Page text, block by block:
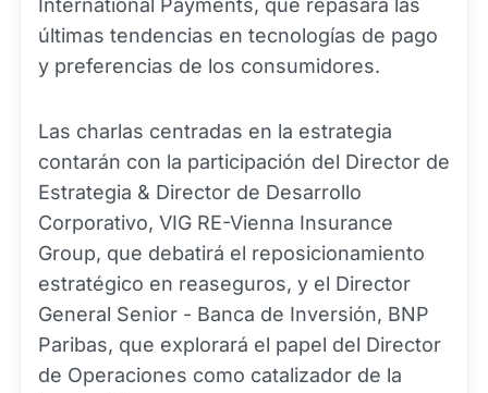
International Payments, que repasará las
últimas tendencias en tecnologías de pago
y preferencias de los consumidores.
Las charlas centradas en la estrategia
contarán con la participación del Director de
Estrategia & Director de Desarrollo
Corporativo, VIG RE-Vienna Insurance
Group, que debatirá el reposicionamiento
estratégico en reaseguros, y el Director
General Senior - Banca de Inversión, BNP
Paribas, que explorará el papel del Director
de Operaciones como catalizador de la